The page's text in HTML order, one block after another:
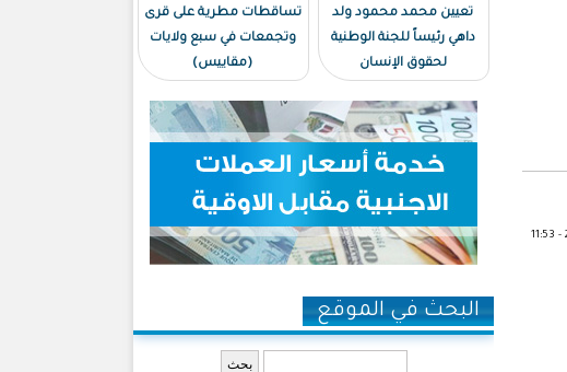
تعيين محمد محمود ولد
داهي رئيساً للجنة الوطنية
لحقوق الإنسان
تساقطات مطرية على قرى
وتجمعات في سبع ولايات
(مقاييس)
البحث في الموقع